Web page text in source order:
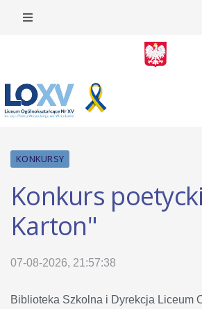
KONKURSY
Konkurs
Karton"
07-08-2026, 21:57:38
Biblioteka Szkolna i Dyrekcja Liceum